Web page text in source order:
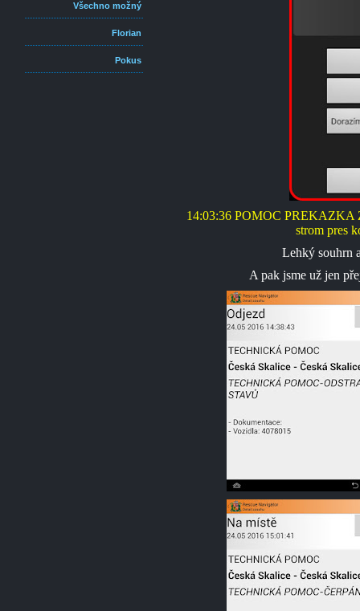
Všechno možný
Florian
Pokus
14:03:36 POMOC PREKAZKA
strom pres
Lehký souhrn
A pak jsme už jen